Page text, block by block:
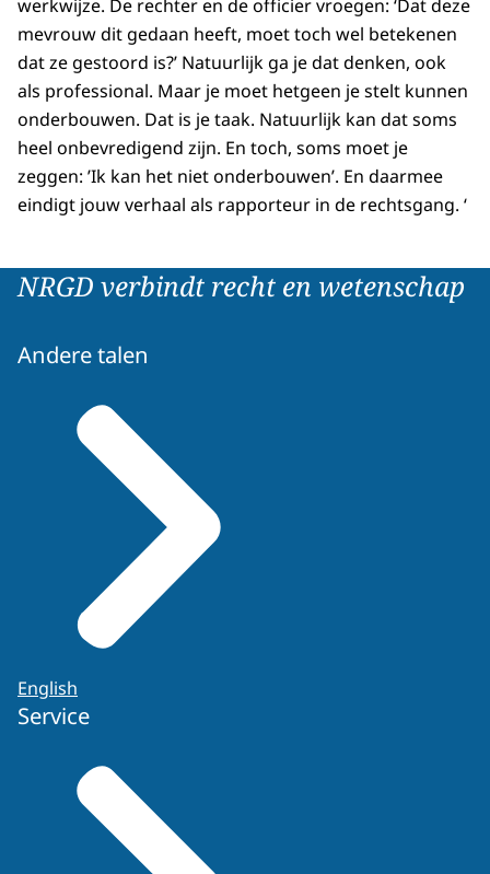
werkwijze. De rechter en de officier vroegen: ‘Dat deze
mevrouw dit gedaan heeft, moet toch wel betekenen
dat ze gestoord is?’ Natuurlijk ga je dat denken, ook
als professional. Maar je moet hetgeen je stelt kunnen
onderbouwen. Dat is je taak. Natuurlijk kan dat soms
heel onbevredigend zijn. En toch, soms moet je
zeggen: ’Ik kan het niet onderbouwen’. En daarmee
eindigt jouw verhaal als rapporteur in de rechtsgang. ‘
NRGD verbindt recht en wetenschap
Andere talen
English
Service